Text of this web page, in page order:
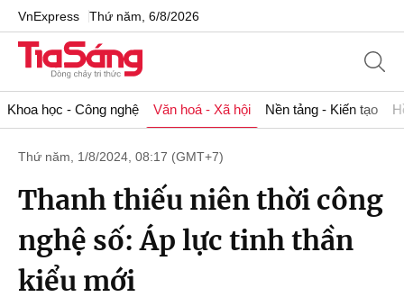
VnExpress Thứ năm, 6/8/2026
Khoa học - Công nghệ Văn hoá - Xã hội Nền tảng - Kiến tạo
Thứ năm, 1/8/2024, 08:17 (GMT+7)
Thanh thiếu niên thời công
nghệ số: Áp lực tinh thần
kiểu mới